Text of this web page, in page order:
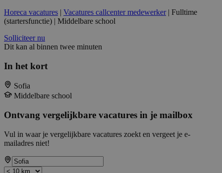
Horeca vacatures | Vacatures callcenter medewerker| Fulltime
(startersfunctie) | Middelbare school
Solliciteer nu
Dit kan al binnen twee minuten
In het kort
Sofia
Middelbare school
Ontvang vergelijkbare vacatures in je mailbox
Vul in waar je vergelijkbare vacatures zoekt en vergeet je e-
mailadres niet!